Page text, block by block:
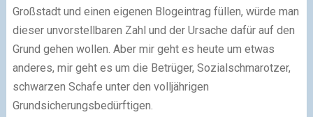
Großstadt und einen eigenen Blogeintrag füllen, würde man
dieser unvorstellbaren Zahl und der Ursache dafür auf den
Grund gehen wollen. Aber mir geht es heute um etwas
anderes, mir geht es um die Betrüger, Sozialschmarotzer,
schwarzen Schafe unter den volljährigen
Grundsicherungsbedürftigen.